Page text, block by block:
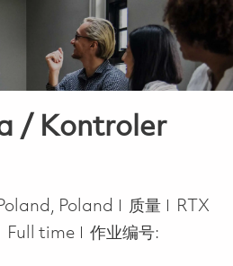
/ Kontroler
Poland 类别
质量
RTX
Job Type
Full time
作业编号: